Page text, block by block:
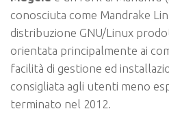
conosciuta come Mandrake
distribuzione GNU/Linux
orientata principalmente ai
facilità di gestione ed
consigliata agli utenti meno
terminato nel 2012.